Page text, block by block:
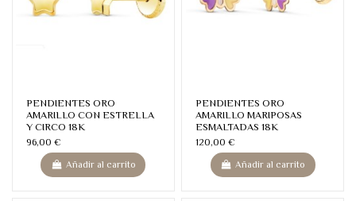
PENDIENTES ORO
AMARILLO CON ESTRELLA
Y CIRCO 18K
96,00 €
Añadir al carrito
PENDIENTES ORO
AMARILLO MARIPOSAS
ESMALTADAS 18K
120,00 €
Añadir al carrito